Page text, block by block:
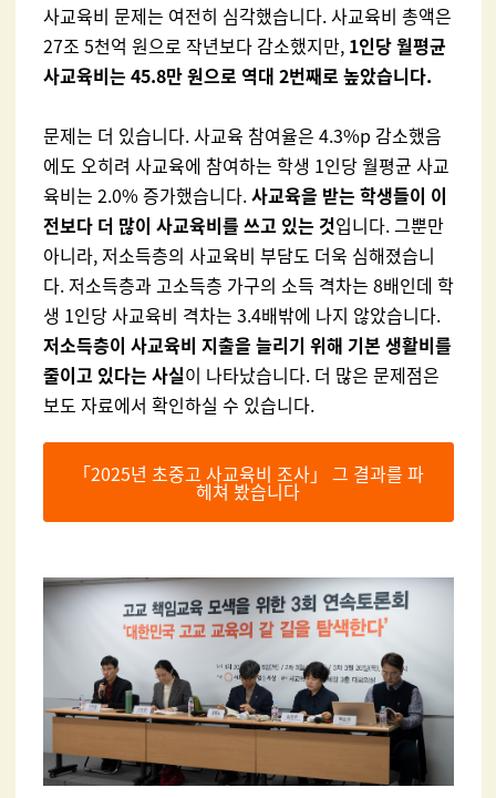
사교육비 문제는 여전히 심각했습니다. 사교육비 총액은
27조 5천억 원으로 작년보다 감소했지만, 1인당 월평균
사교육비는 45.8만 원으로 역대 2번째로 높았습니다.
문제는 더 있습니다. 사교육 참여율은 4.3%p 감소했음
에도 오히려 사교육에 참여하는 학생 1인당 월평균 사교
육비는 2.0% 증가했습니다.사교육을 받는 학생들이 이
전보다 더 많이 사교육비를 쓰고 있는 것입니다. 그뿐만
아니라, 저소득층의 사교육비 부담도 더욱 심해졌습니
다. 저소득층과 고소득층 가구의 소득 격차는 8배인데 학
생 1인당 사교육비 격차는 3.4배밖에 나지 않았습니다.
저소득층이 사교육비 지출을 늘리기 위해 기본 생활비를
줄이고 있다는 사실이 나타났습니다. 더 많은 문제점은
보도 자료에서 확인하실 수 있습니다.
「2025년 초중고 사교육비 조사」 그 결과를 파
헤쳐 봤습니다